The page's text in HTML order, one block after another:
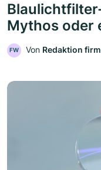
Mythos oder
FW Von Redaktion